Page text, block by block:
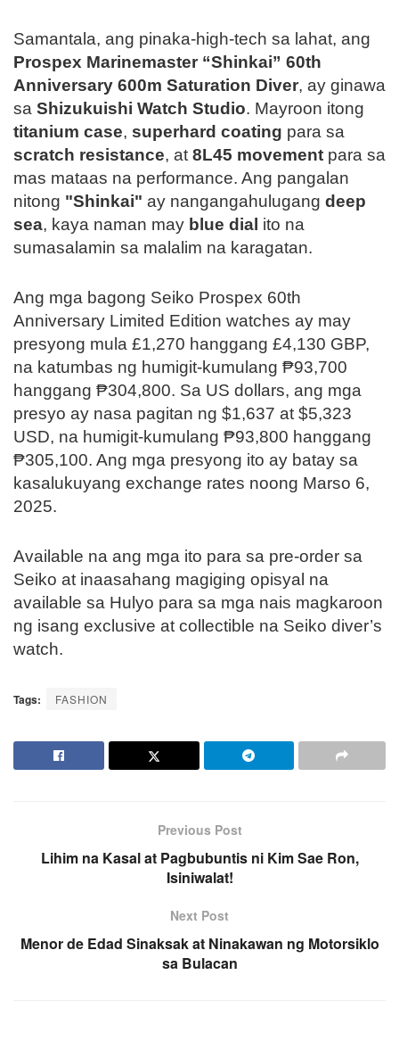
Samantala, ang pinaka-high-tech sa lahat, ang
Prospex Marinemaster “Shinkai” 60th
Anniversary 600m Saturation Diver, ay ginawa
sa Shizukuishi Watch Studio. Mayroon itong
titanium case, superhard coating para sa
scratch resistance, at 8L45 movement para sa
mas mataas na performance. Ang pangalan
nitong "Shinkai" ay nangangahulugang deep
sea, kaya naman may blue dial ito na
sumasalamin sa malalim na karagatan.
Ang mga bagong Seiko Prospex 60th
Anniversary Limited Edition watches ay may
presyong mula £1,270 hanggang £4,130 GBP,
na katumbas ng humigit-kumulang ₱93,700
hanggang ₱304,800. Sa US dollars, ang mga
presyo ay nasa pagitan ng $1,637 at $5,323
USD, na humigit-kumulang ₱93,800 hanggang
₱305,100. Ang mga presyong ito ay batay sa
kasalukuyang exchange rates noong Marso 6,
2025.
Available na ang mga ito para sa pre-order sa
Seiko at inaasahang magiging opisyal na
available sa Hulyo para sa mga nais magkaroon
ng isang exclusive at collectible na Seiko diver’s
watch.
Tags: FASHION
Previous Post
Lihim na Kasal at Pagbubuntis ni Kim Sae Ron,
Isiniwalat!
Next Post
Menor de Edad Sinaksak at Ninakawan ng Motorsiklo
sa Bulacan